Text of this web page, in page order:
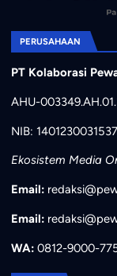
PERUSAHAAN
PT Kolaborasi
AHU-
NIB: 1401230031537
Ekosistem Media
Email:
Email:
WA:0812-9000-